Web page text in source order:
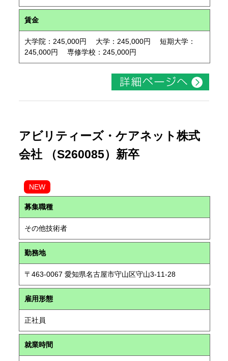
賃金
大学院：245,000円 大学：245,000円 短期大学：
245,000円 専修学校：245,000円
アビリティーズ・ケアネット株式
会社 （S260085）新卒
NEW
募集職種
その他技術者
勤務地
〒463-0067 愛知県名古屋市守山区守山3-11-28
雇用形態
正社員
就業時間